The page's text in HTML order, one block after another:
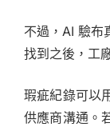
不過，AI 驗布
找到之後，工
瑕疵紀錄可以
供應商溝通。